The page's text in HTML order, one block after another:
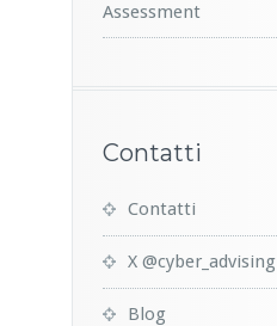
Assessment
Contatti
Contatti
X @cyber_advising
Blog